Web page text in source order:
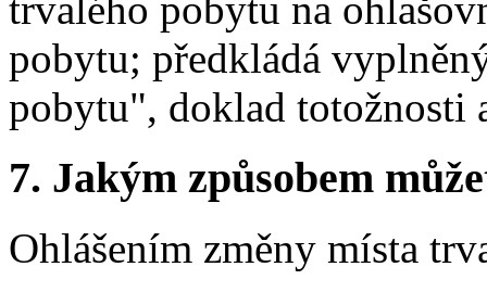
pobytu; předkládá
pobytu", doklad totožnosti
7. Jakým způsobem
Ohlášením změny místa